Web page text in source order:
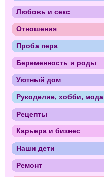
Любовь и секс
Отношения
Проба пера
Беременность и роды
Уютный дом
Рукоделие, хобби, мода
Рецепты
Карьера и бизнес
Наши дети
Ремонт